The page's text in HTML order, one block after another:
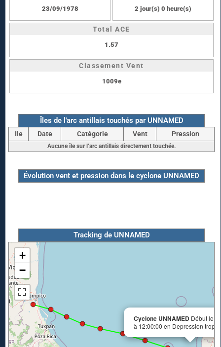
23/09/1978 2 jour(s) 0 heure(s)
Total ACE
1.57
Classement Vent
1009e
Îles de l'arc antillais touchés par UNNAMED
Ile Date Catégorie Vent Pression
Aucune île sur l’arc antillais directement touchée.
Évolution vent et pression dans le cyclone UNNAMED
Tracking de UNNAMED
Cyclone UNNAMED Début le
à 12:00:00 en Depression
+
−